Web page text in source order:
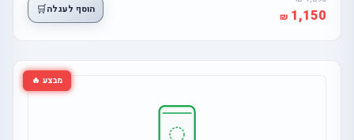
1,150 הוסף לעגלה🛒
מבצע 🔥